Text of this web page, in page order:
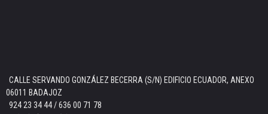
CALLE SERVANDO GONZÁLEZ BECERRA (S/N) EDIFICIO ECUADOR, ANEXO
06011 BADAJOZ
924 23 34 44 / 636 00 71 78